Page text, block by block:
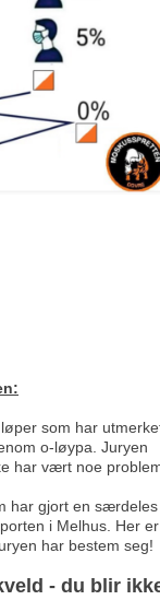
som har
o-løypa. Juryen
har vært noe
har gjort en særdeles
i Melhus. Her er
har bestem seg!
- du blir